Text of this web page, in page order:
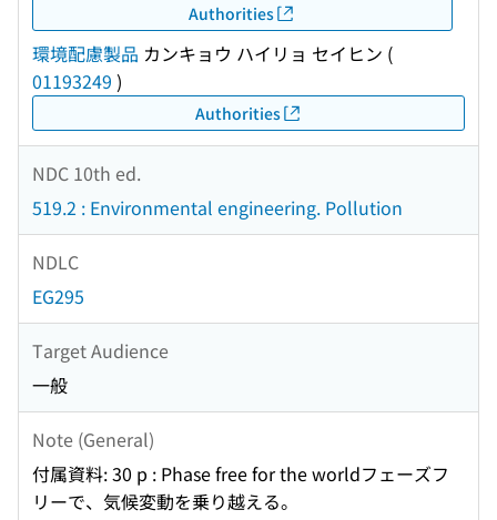
Authorities
環境配慮製品 カンキョウ ハイリョ セイヒン (
01193249 )
Authorities
NDC 10th ed.
519.2 : Environmental engineering. Pollution
NDLC
EG295
Target Audience
一般
Note (General)
付属資料: 30 p : Phase free for the worldフェーズフ
リーで、気候変動を乗り越える。